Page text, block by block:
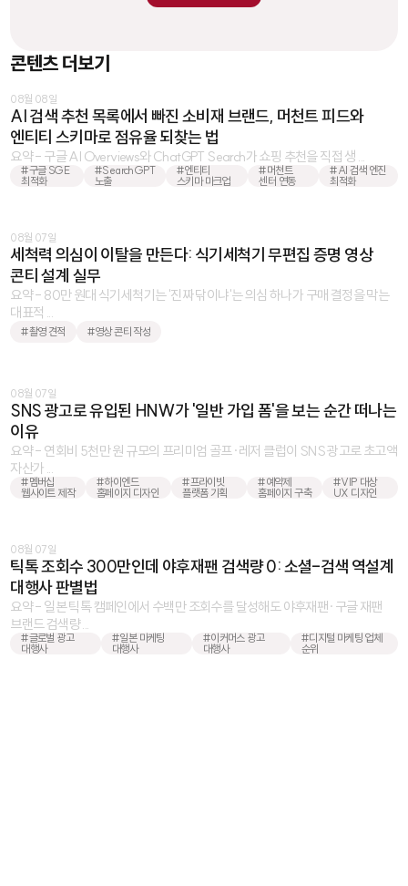
콘텐츠 더보기
08월 08일
AI 검색 추천 목록에서 빠진 소비재 브랜드, 머천트 피드와
엔티티 스키마로 점유율 되찾는 법
요약 - 구글 AI Overviews와 ChatGPT Search가 쇼핑 추천을 직접 생 ...
#구글 SGE
최적화
#SearchGPT
노출
#엔티티
스키마 마크업
#머천트
센터 연동
#AI 검색 엔진
최적화
08월 07일
세척력 의심이 이탈을 만든다: 식기세척기 무편집 증명 영상
콘티 설계 실무
요약 - 80만 원대 식기세척기는 '진짜 닦이냐'는 의심 하나가 구매 결정을 막는
대표적 ...
#촬영 견적 #영상 콘티 작성
08월 07일
SNS 광고로 유입된 HNW가 '일반 가입 폼'을 보는 순간 떠나는
이유
요약 - 연회비 5천만 원 규모의 프리미엄 골프·레저 클럽이 SNS 광고로 초고액
자산가 ...
#멤버십
웹사이트 제작
#하이엔드
홈페이지 디자인
#프라이빗
플랫폼 기획
#예약제
홈페이지 구축
#VIP 대상
UX 디자인
08월 07일
틱톡 조회수 300만인데 야후재팬 검색량 0: 소셜-검색 역설계
대행사 판별법
요약 - 일본 틱톡 캠페인에서 수백만 조회수를 달성해도 야후재팬·구글 재팬
브랜드 검색량 ...
#글로벌 광고
대행사
#일본 마케팅
대행사
#이커머스 광고
대행사
#디지털 마케팅 업체
순위